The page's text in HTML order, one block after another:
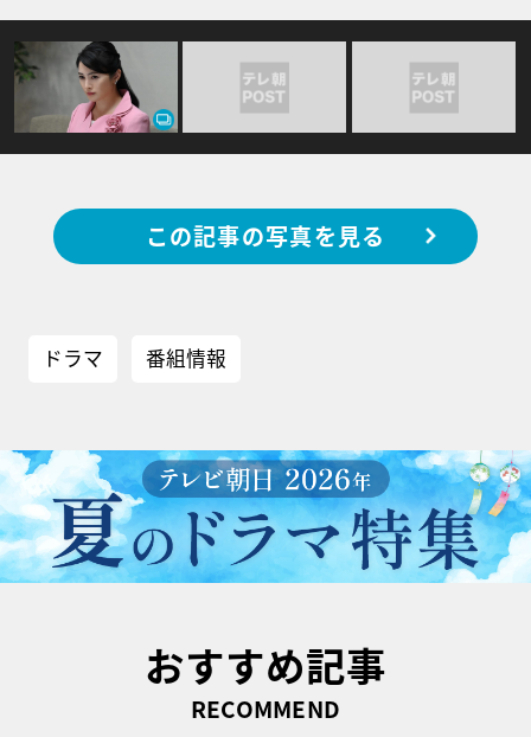
この記事の写真を見る
ドラマ 番組情報
おすすめ記事
RECOMMEND